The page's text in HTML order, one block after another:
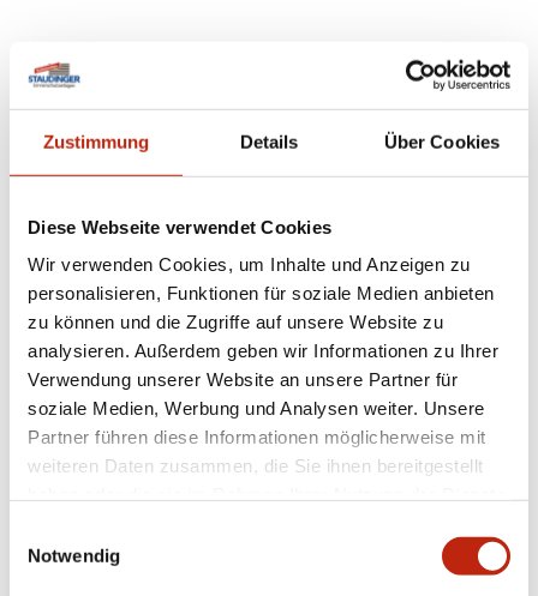
Zustimmung Details Über Cookies
Diese Webseite verwendet Cookies
Wir verwenden Cookies, um Inhalte und Anzeigen zu
personalisieren, Funktionen für soziale Medien anbieten
zu können und die Zugriffe auf unsere Website zu
analysieren. Außerdem geben wir Informationen zu Ihrer
Verwendung unserer Website an unsere Partner für
soziale Medien, Werbung und Analysen weiter. Unsere
Partner führen diese Informationen möglicherweise mit
weiteren Daten zusammen, die Sie ihnen bereitgestellt
Notwendig
Technologie ProVisio: Verbesserter
Sichtschutz trifft optimierte Durchsicht
Verbesserter Schutz vor neugierigen Blicken von außen